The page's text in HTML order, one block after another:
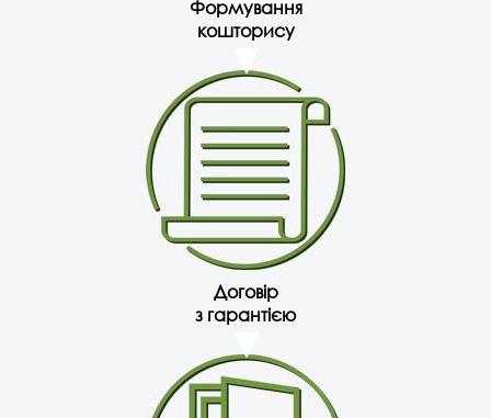
Формування
кошторису
Договір
з гарантією